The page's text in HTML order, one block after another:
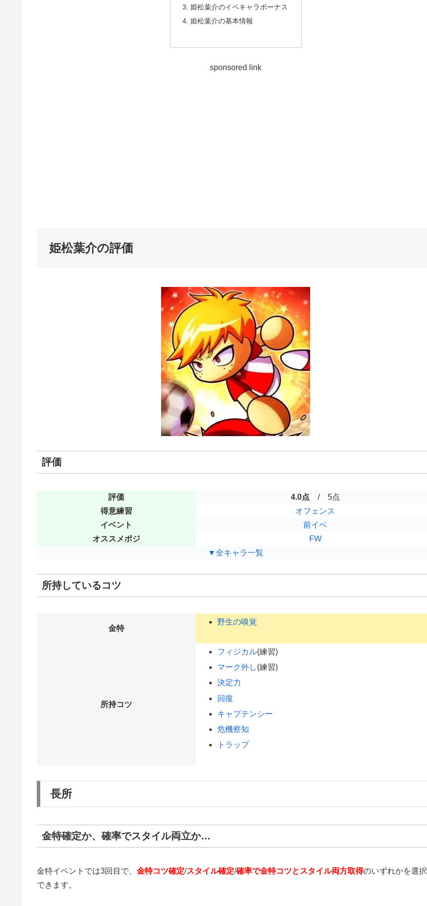
姫松葉介のイベキャラボーナス
姫松葉介の基本情報
sponsored link
姫松葉介の評価
評価
評価 4.0点 / 5点
得意練習
オフェンス
イベント
前イベ
オススメポジ
FW
▼全キャラ一覧
所持しているコツ
金特
野生の嗅覚
所持コツ
フィジカル(練習)
マーク外し(練習)
決定力
回復
キャプテンシー
危機察知
トラップ
長所
金特確定か、確率でスタイル両立か…
金特イベントでは3回目で、 金特コツ確定/スタイル確定/確率で金特コツとスタイル両方取得のいずれかを選択
できます。